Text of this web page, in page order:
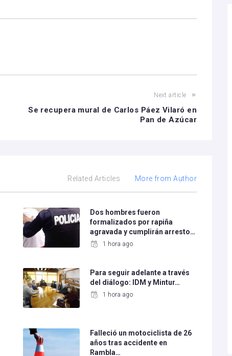
Next article
Se recupera mural de Carlos Páez Vilaró en
Pan de Azúcar
Related Articles More from Author
Dos hombres fueron
formalizados por rapiña
agravada y cumplirán arresto…
1 hora ago
Para seguir adelante a través
del diálogo: IDM y Mintur…
1 hora ago
Falleció un motociclista de 26
años tras accidente en
Rambla…